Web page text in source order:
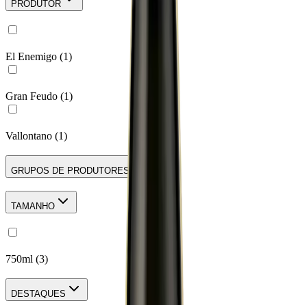
PRODUTOR
El Enemigo (1)
Gran Feudo (1)
Vallontano (1)
GRUPOS DE PRODUTORES
TAMANHO
750ml (3)
DESTAQUES